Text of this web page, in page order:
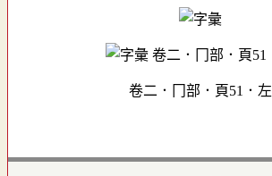
卷二．冂部．頁51．左